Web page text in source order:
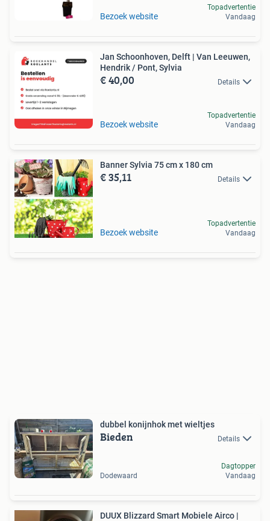
Bezoek website
Topadvertentie
Vandaag
Jan Schoonhoven, Delft | Van Leeuwen,
Hendrik / Pont, Sylvia
€ 40,00 Details
Bezoek website
Topadvertentie
Vandaag
Banner Sylvia 75 cm x 180 cm
€ 35,11 Details
Bezoek website
Topadvertentie
Vandaag
dubbel konijnhok met wieltjes
Bieden Details
Dodewaard
Dagtopper
Vandaag
DUUX Blizzard Smart Mobiele Airco |